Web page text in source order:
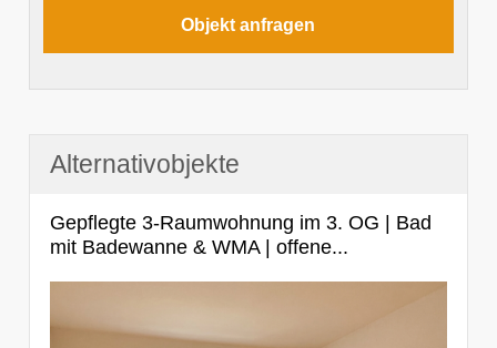
Alternativobjekte
Gepflegte 3-Raumwohnung im 3. OG | Bad
mit Badewanne & WMA | offene...